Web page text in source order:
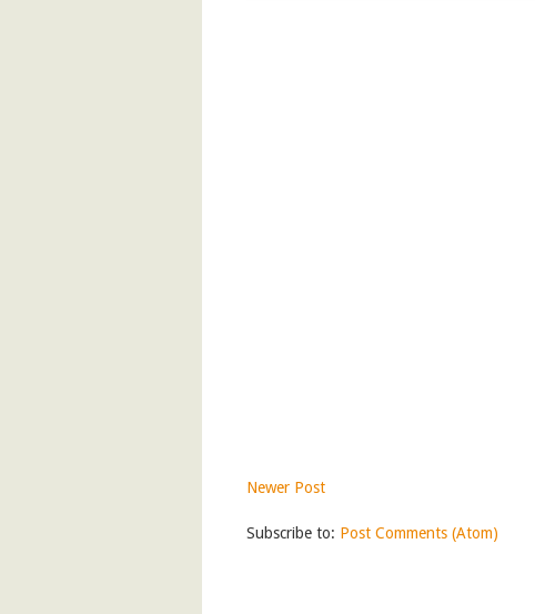
Newer Post
Subscribe to: Post Comments (Atom)